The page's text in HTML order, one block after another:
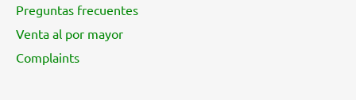
Preguntas frecuentes
Venta al por mayor
Complaints